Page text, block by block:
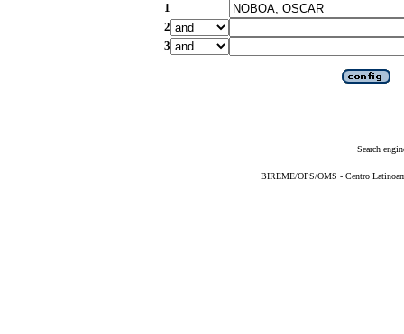
1
2
3
Search
BIREME/OPS/OMS - Centro